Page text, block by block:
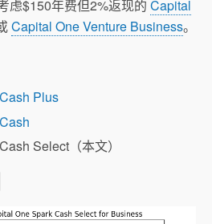
虑$150年费但2%返现的 Capital
Capital One Venture Business。
Plus
Select（本文）